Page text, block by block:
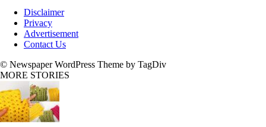
Disclaimer
Privacy
Advertisement
Contact Us
© Newspaper WordPress Theme by TagDiv
MORE STORIES